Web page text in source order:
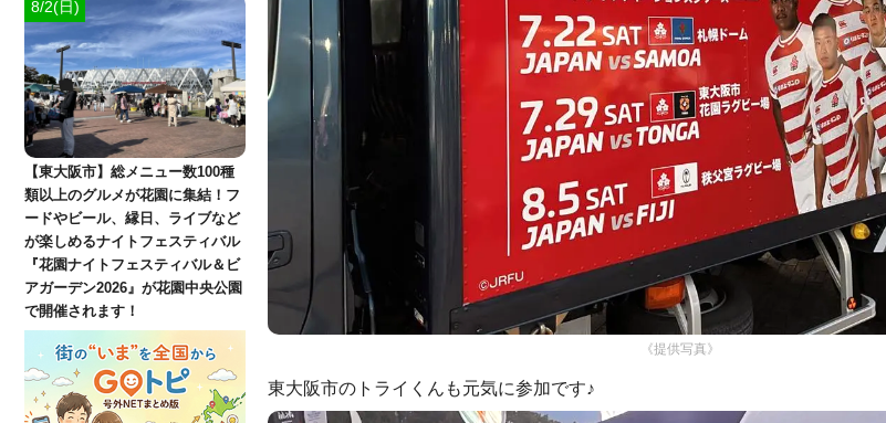
《提供写真》
東大阪市のトライくんも元気に参加です♪
8/2(日)
【東大阪市】総メニュー数100種
類以上のグルメが花園に集結！フ
ードやビール、縁日、ライブなど
が楽しめるナイトフェスティバル
『花園ナイトフェスティバル＆ビ
アガーデン2026』が花園中央公園
で開催されます！